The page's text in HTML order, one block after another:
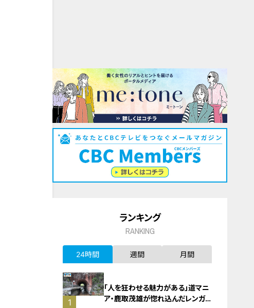
ランキング
RANKING
24時間 週間 月間
1
「人を狂わせる魅力がある」道マニ
ア・鹿取茂雄が惚れ込んだレンガの